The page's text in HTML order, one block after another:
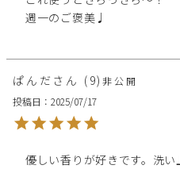
週一のご褒美♩
ぱんだ 9 非公開
投稿日
2025/07/17
優しい香りが好きです。洗